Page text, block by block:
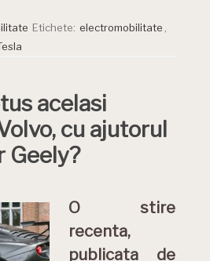
Etichete: electromobilitate
acelasi
cu ajutorul
Geely?
O stire
recenta,
publicata de